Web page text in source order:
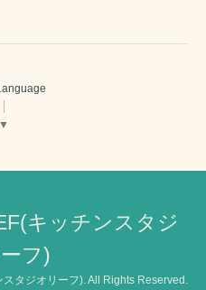
▼
キッチンスタジ
フ)
タジオリーフ) . All Rights Reserved.